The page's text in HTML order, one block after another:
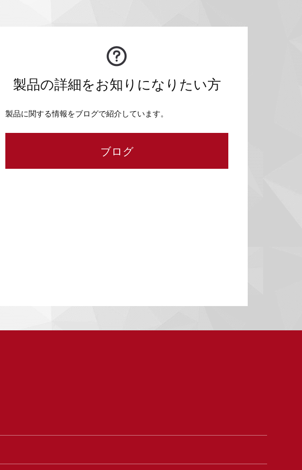
製品の詳細をお知りになりたい方
製品に関する情報をブログで紹介しています。
ブログ